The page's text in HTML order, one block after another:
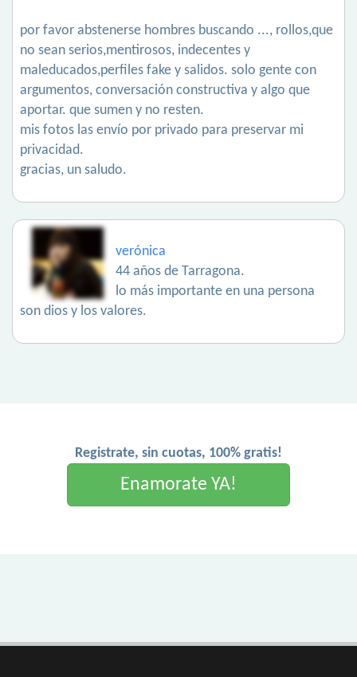
por favor abstenerse hombres buscando ..., rollos,que
no sean serios,mentirosos, indecentes y
maleducados,perfiles fake y salidos. solo gente con
argumentos, conversación constructiva y algo que
aportar. que sumen y no resten.
mis fotos las envío por privado para preservar mi
privacidad.
gracias, un saludo.
verónica
44 años de Tarragona.
lo más importante en una persona
son dios y los valores.
Registrate, sin cuotas, 100% gratis!
Enamorate YA!